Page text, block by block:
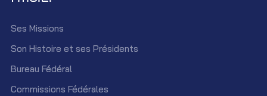
Ses Missions
Son Histoire et ses Présidents
Bureau Fédéral
Commissions Fédérales